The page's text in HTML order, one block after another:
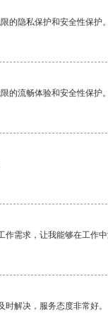
的隐私保护和安全性保护。
的流畅体验和安全性保护。
需求，让我能够在工作中
解决，服务态度非常好。